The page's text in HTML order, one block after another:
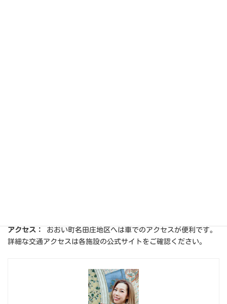
アクセス：
おおい町名田庄地区へは車でのアクセスが便利です。
詳細な交通アクセスは各施設の公式サイトをご確認ください。